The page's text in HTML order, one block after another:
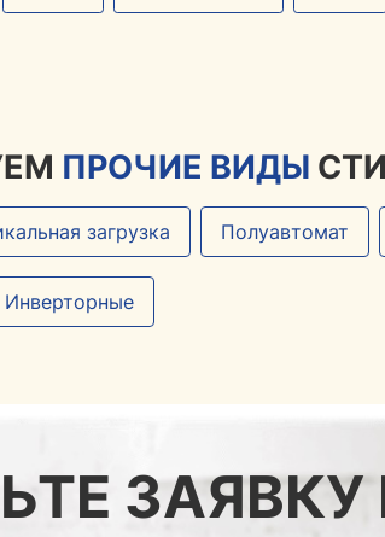
ПРОЧИЕ ВИДЫ
загрузка Полуавтомат
Инверторные